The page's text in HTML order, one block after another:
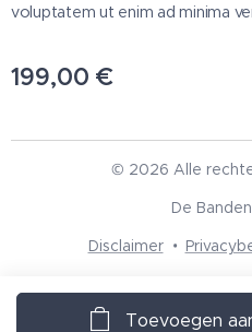
voluptatem ut enim ad minima
199,00 €
Toevoegen
© 2026 Alle
De
Disclaimer